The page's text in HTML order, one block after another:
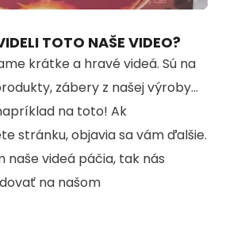
100.00%
TOTO NAŠE VIDEO?
krátke a hravé videá. Sú na
zábery z našej výroby...
na toto! Ak
stránku, objavia sa vám ďalšie.
naše videá páčia, tak nás
na našom